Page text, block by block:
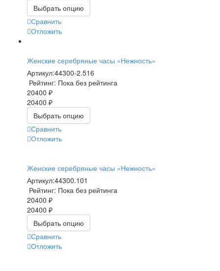
Выбрать опцию
Сравнить
Отложить
Женские серебряные часы «Нежность»
Артикул:44300-2.516
Рейтинг: Пока без рейтинга
20400 ₽
20400 ₽
Выбрать опцию
Сравнить
Отложить
Женские серебряные часы «Нежность»
Артикул:44300.101
Рейтинг: Пока без рейтинга
20400 ₽
20400 ₽
Выбрать опцию
Сравнить
Отложить